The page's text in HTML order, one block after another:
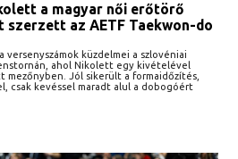
a magyar női erőtörő
az AETF Taekwon-do
küzdelmei a szlovéniai
ahol Nikolett egy kivételével
mezőnyben. Jól sikerült a formaidőzítés,
csak kevéssel maradt alul a dobogóért